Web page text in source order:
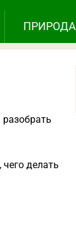
ПРИРОДА
делать